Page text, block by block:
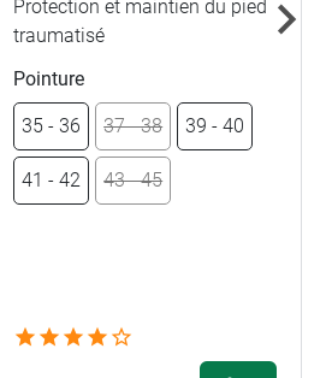
Protection et maintien du pied
traumatisé
Pointure
35 - 36 37 - 38 39 - 40
41 - 42 43 - 45